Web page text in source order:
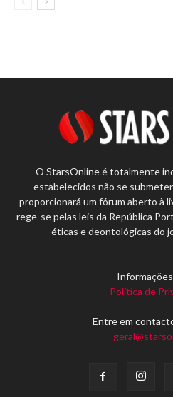
O StarsOnline é totalmente
estabelecidos não se
proporcionará um fórum aberto à
rege-se pelas leis da República
éticas e deontológicas do
Política de
Entre em